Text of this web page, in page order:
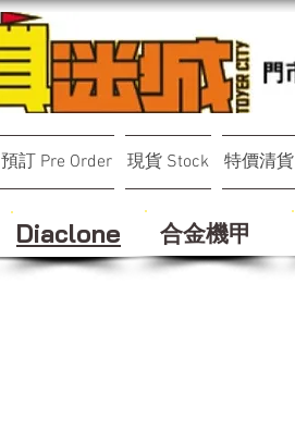
預訂 Pre Order 現貨 Stock 特價清貨
Diaclone 合金機甲